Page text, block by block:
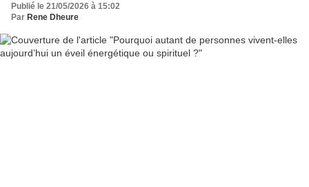
Publié le 21/05/2026 à 15:02
Par Rene Dheure